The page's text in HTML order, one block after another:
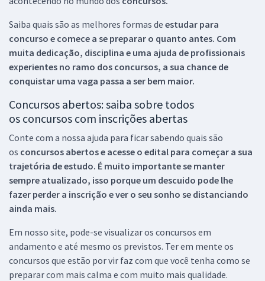
Saiba quais são as melhores formas de estudar para
concurso e comece a se preparar o quanto antes. Com
muita dedicação, disciplina e uma ajuda de profissionais
experientes no ramo dos concursos, a sua chance de
conquistar uma vaga passa a ser bem maior.
Concursos abertos: saiba sobre todos
os concursos com inscrições abertas
Conte com a nossa ajuda para ficar sabendo quais são
os concursos abertos e acesse o edital para começar a sua
trajetória de estudo. É muito importante se manter
sempre atualizado, isso porque um descuido pode lhe
fazer perder a inscrição e ver o seu sonho se distanciando
ainda mais.
Em nosso site, pode-se visualizar os concursos em
andamento e até mesmo os previstos. Ter em mente os
concursos que estão por vir faz com que você tenha como se
preparar com mais calma e com muito mais qualidade.